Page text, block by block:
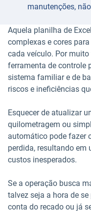
manutenções,
Aquela planilha de
complexas e cores
cada veículo. Por
ferramenta de controle
sistema familiar e de
riscos e ineficiências
Esquecer de atualizar
quilometragem ou
automático pode fazer
perdida, resultando em
custos inesperados.
Se a operação busca
talvez seja a hora de
conta do recado ou já